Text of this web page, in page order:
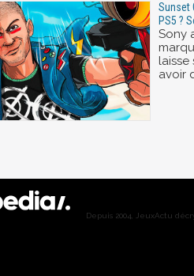
Sunset
PS5 ?
Sony
avoir
Depuis 2004, JeuxActu